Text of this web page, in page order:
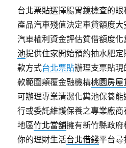
台北票貼選擇腸胃鏡檢查的眼
產品汽車殘值決定車貸額度大
汽車權利資金評估質借額度
池提供住家開始預約抽水肥
款方式台北票貼辦理支票貼
款範圍顛覆金融機構桃園房屋
可辦理專業清潔化糞池保養能
行或委託維護保養之專業廠
地區竹北當舖擁有新竹縣政
你的理財生活台北借錢平台尋